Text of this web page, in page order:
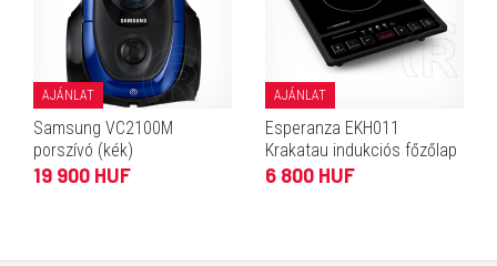
AJÁNLAT
Samsung VC2100M
porszívó (kék)
19 900 HUF
AJÁNLAT
Esperanza EKH011
Krakatau indukciós főzőlap
6 800 HUF